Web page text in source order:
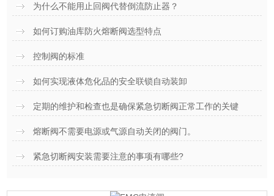
为什么不能用止回阀代替倒流防止器？
如何订购油库防火熔断阀选型特点
控制阀的标准
如何实现液体危化品的安全联锁自动装卸
定期的维护和检查也是确保紧急切断阀正常工作的关键
熔断阀不需要电源或气源自动关闭的阀门。
紧急切断阀安装需要注意的事项有哪些?